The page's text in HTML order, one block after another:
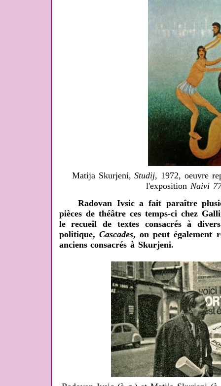
Matija Skurjeni,Studij, 1972, oeuvre
l'expositionNaivi
Radovan Ivsic a fait paraître
pièces de théâtre ces temps-ci chez
le recueil de textes consacrés à
politique, Cascades, on peut également
anciens consacrés à Skurjeni.